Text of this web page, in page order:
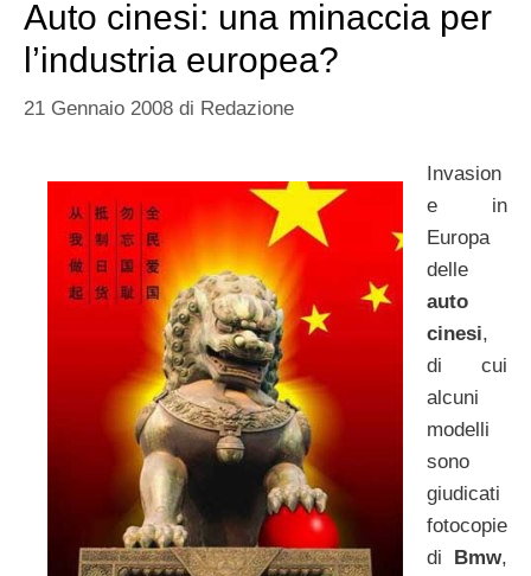
Auto cinesi: una minaccia per
l’industria europea?
21 Gennaio 2008 di Redazione
Invasion
e in
Europa
delle
auto
cinesi,
di cui
alcuni
modelli
sono
giudicati
fotocopie
di Bmw,